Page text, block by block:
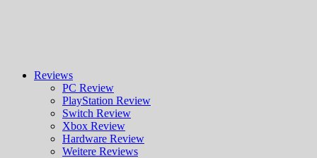
Reviews
PC Review
PlayStation Review
Switch Review
Xbox Review
Hardware Review
Weitere Reviews